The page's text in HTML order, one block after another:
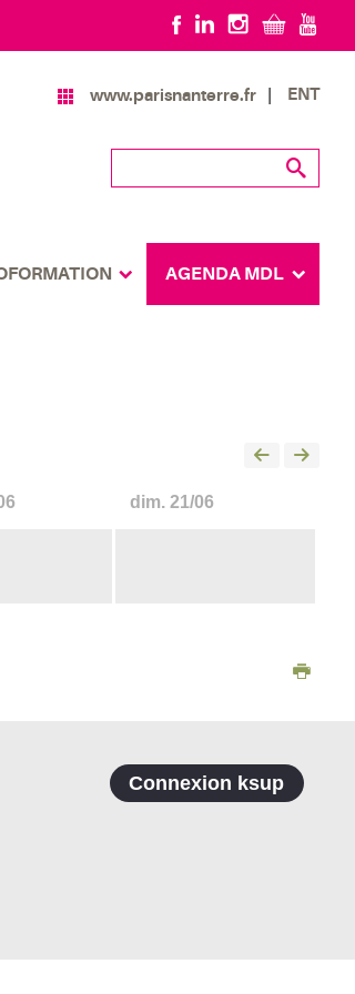
www.parisnanterre.fr ENT
AGENDA MDL
dim. 21/06
Connexion ksup